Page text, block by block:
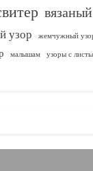
узор жемчужный
малышам узоры с